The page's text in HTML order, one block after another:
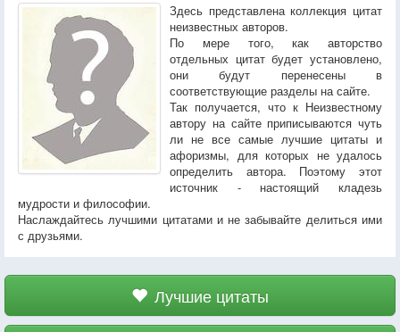
Здесь представлена коллекция цитат
неизвестных авторов.
По мере того, как авторство
отдельных цитат будет установлено,
они будут перенесены в
соответствующие разделы на сайте.
Так получается, что к Неизвестному
автору на сайте приписываются чуть
ли не все самые лучшие цитаты и
афоризмы, для которых не удалось
определить автора. Поэтому этот
источник - настоящий кладезь
мудрости и философии.
Наслаждайтесь лучшими цитатами и не забывайте делиться ими
с друзьями.
Лучшие цитаты